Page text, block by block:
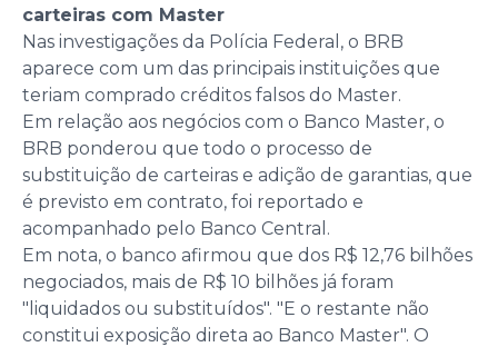
carteiras com Master
Nas investigações da Polícia Federal, o BRB
aparece com um das principais instituições que
teriam comprado créditos falsos do Master.
Em relação aos negócios com o Banco Master, o
BRB ponderou que todo o processo de
substituição de carteiras e adição de garantias, que
é previsto em contrato, foi reportado e
acompanhado pelo Banco Central.
Em nota, o banco afirmou que dos R$ 12,76 bilhões
negociados, mais de R$ 10 bilhões já foram
"liquidados ou substituídos". "E o restante não
constitui exposição direta ao Banco Master". O